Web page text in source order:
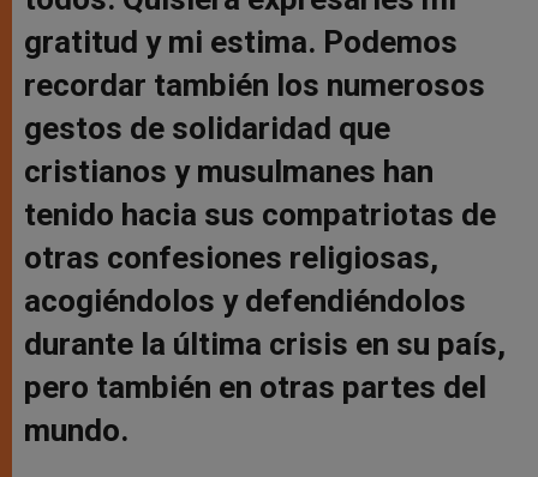
gratitud y mi estima. Podemos
recordar también los numerosos
gestos de solidaridad que
cristianos y musulmanes han
tenido hacia sus compatriotas de
otras confesiones religiosas,
acogiéndolos y defendiéndolos
durante la última crisis en su país,
pero también en otras partes del
mundo.